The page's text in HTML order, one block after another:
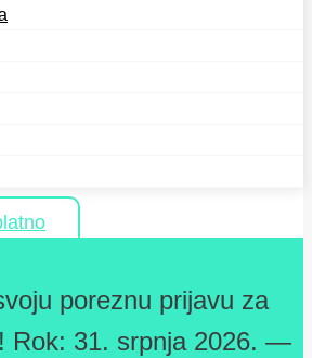
poreznu prijavu za
Rok: 31. srpnja 2026. —